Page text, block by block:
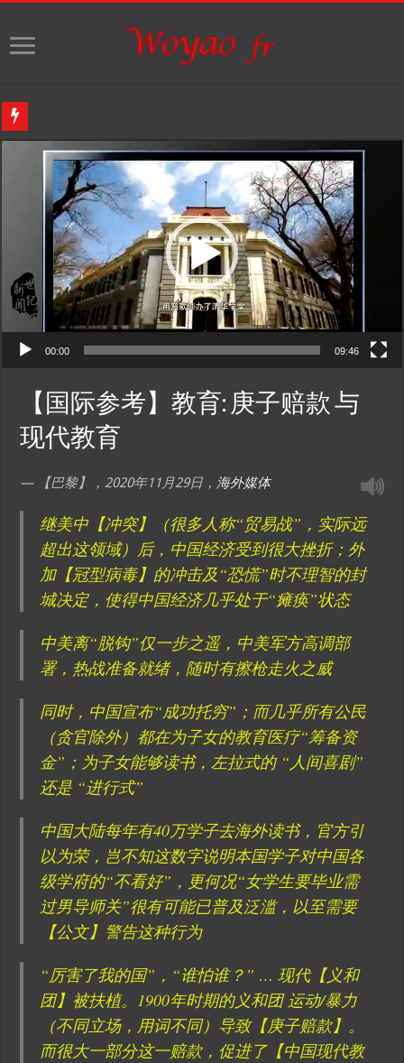
00:00 09:46
【国际参考】教育: 庚子赔款 与
现代教育
— 【巴黎】，2020年11月29日， 海外媒体
继美中【冲突】（很多人称“贸易战”，实际远
超出这领域）后，中国经济受到很大挫折；外
加【冠型病毒】的冲击及“恐慌”时不理智的封
城决定，使得中国经济几乎处于“瘫痪”状态
中美离“脱钩”仅一步之遥，中美军方高调部
署，热战准备就绪，随时有擦枪走火之威
同时，中国宣布“成功托穷”；而几乎所有公民
（贪官除外）都在为子女的教育医疗“筹备资
金”；为子女能够读书，左拉式的 “人间喜剧”
还是 “进行式”
中国大陆每年有40万学子去海外读书，官方引
以为荣，岂不知这数字说明本国学子对中国各
级学府的“不看好”，更何况“女学生要毕业需
过男导师关”很有可能已普及泛滥，以至需要
【公文】警告这种行为
“厉害了我的国”，“谁怕谁？” … 现代【义和
团】被扶植。1900年时期的义和团 运动/暴力
（不同立场，用词不同）导致【庚子赔款】。
而很大一部分这一赔款，促进了【中国现代教